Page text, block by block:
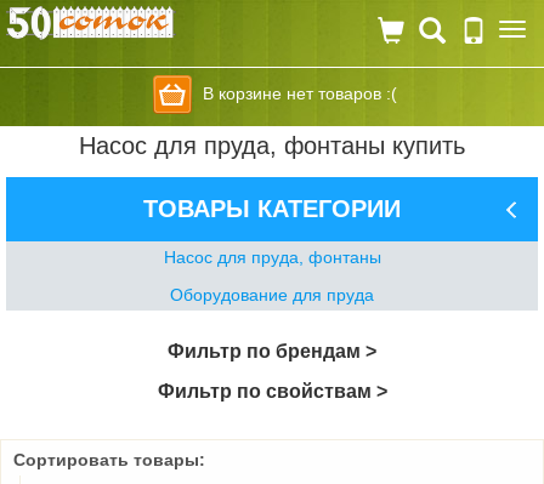
В корзине нет товаров :(
Насос для пруда, фонтаны купить
ТОВАРЫ КАТЕГОРИИ
Насос для пруда, фонтаны
Оборудование для пруда
Фильтр по брендам >
Фильтр по свойствам >
Сортировать товары: